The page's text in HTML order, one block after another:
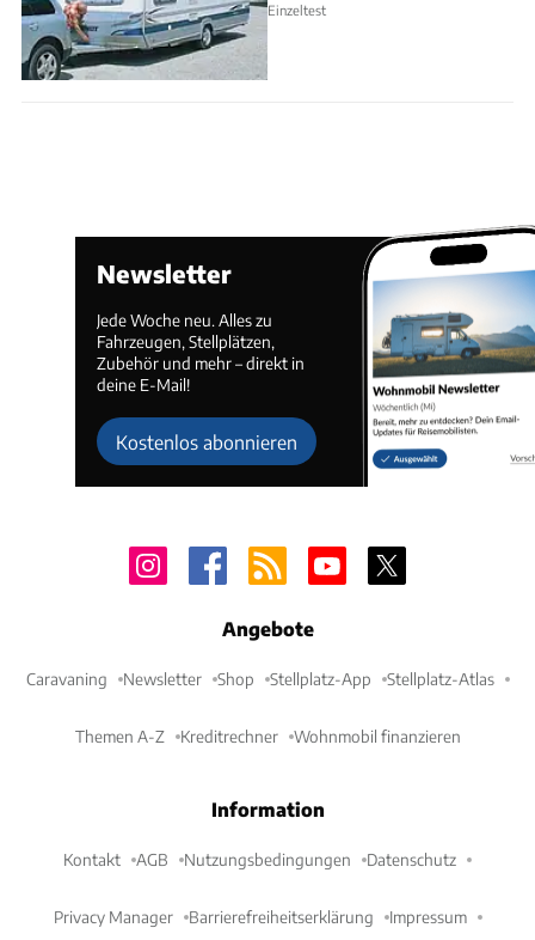
Einzeltest
Newsletter
Jede Woche neu. Alles zu
Fahrzeugen, Stellplätzen,
Zubehör und mehr – direkt in
deine E-Mail!
Kostenlos abonnieren
Angebote
Caravaning Newsletter Shop Stellplatz-App Stellplatz-Atlas
Themen A-Z Kreditrechner Wohnmobil finanzieren
Information
Kontakt AGB Nutzungsbedingungen Datenschutz
Privacy Manager Barrierefreiheitserklärung Impressum